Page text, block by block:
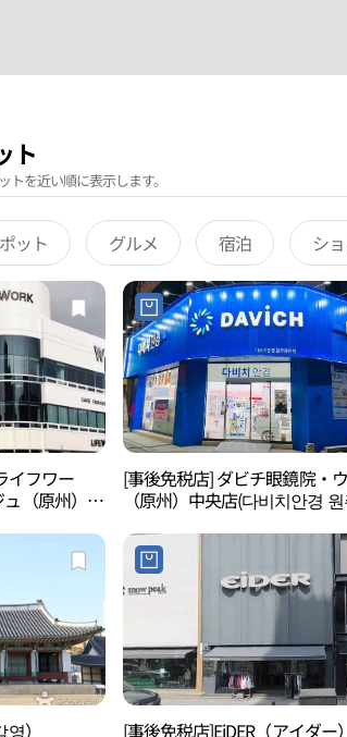
ト
を近い順に表示します。
ット グルメ 宿泊 シ
イフワー
（原州）店
[事後免税店] ダビチ眼鏡院・
（原州）中央店(다비치안경
） [事後免税店]EiDER（アイダー